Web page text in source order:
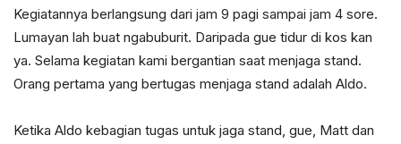
Kegiatannya berlangsung dari jam 9 pagi sampai jam 4 sore.
Lumayan lah buat ngabuburit. Daripada gue tidur di kos kan
ya. Selama kegiatan kami bergantian saat menjaga stand.
Orang pertama yang bertugas menjaga stand adalah Aldo.
Ketika Aldo kebagian tugas untuk jaga stand, gue, Matt dan